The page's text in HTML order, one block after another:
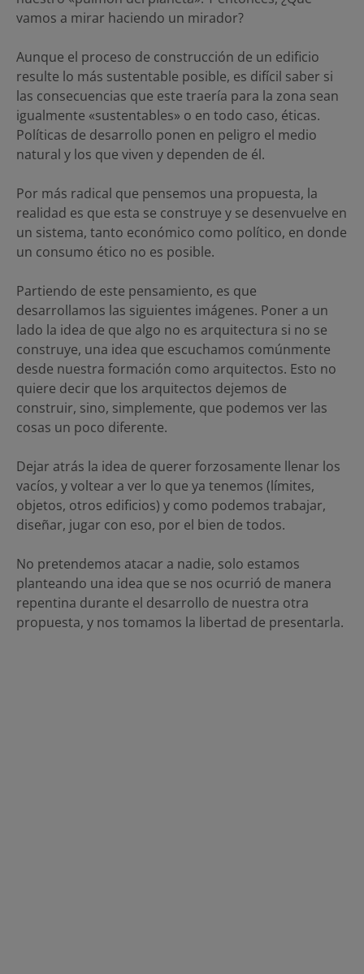
vamos a mirar haciendo un mirador?
Aunque el proceso de construcción de un edificio
resulte lo más sustentable posible, es difícil saber si
las consecuencias que este traería para la zona sean
igualmente «sustentables» o en todo caso, éticas.
Políticas de desarrollo ponen en peligro el medio
natural y los que viven y dependen de él.
Por más radical que pensemos una propuesta, la
realidad es que esta se construye y se desenvuelve en
un sistema, tanto económico como político, en donde
un consumo ético no es posible.
Partiendo de este pensamiento, es que
desarrollamos las siguientes imágenes. Poner a un
lado la idea de que algo no es arquitectura si no se
construye, una idea que escuchamos comúnmente
desde nuestra formación como arquitectos. Esto no
quiere decir que los arquitectos dejemos de
construir, sino, simplemente, que podemos ver las
cosas un poco diferente.
Dejar atrás la idea de querer forzosamente llenar los
vacíos, y voltear a ver lo que ya tenemos (límites,
objetos, otros edificios) y como podemos trabajar,
diseñar, jugar con eso, por el bien de todos.
No pretendemos atacar a nadie, solo estamos
planteando una idea que se nos ocurrió de manera
repentina durante el desarrollo de nuestra otra
propuesta, y nos tomamos la libertad de presentarla.